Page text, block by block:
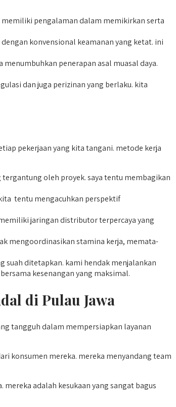
pengalaman dalam memikirkan serta
konvensional keamanan yang ketat. ini
penerapan asal muasal daya.
dan juga perizinan yang berlaku. kita
pekerjaan yang kita tangani. metode kerja
oleh proyek. saya tentu membagikan
tentu mengacuhkan perspektif
jaringan distributor terpercaya yang
mengoordinasikan stamina kerja, memata-
suah ditetapkan. kami hendak menjalankan
kesenangan yang maksimal.
di Pulau Jawa
tangguh dalam mempersiapkan layanan
konsumen mereka. mereka menyandang team
adalah kesukaan yang sangat bagus